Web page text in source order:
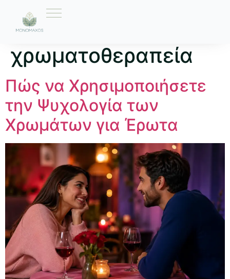
Ετικέτα:
χρωματοθεραπεία
Πώς να Χρησιμοποιήσετε
την Ψυχολογία των
Χρωμάτων για Έρωτα